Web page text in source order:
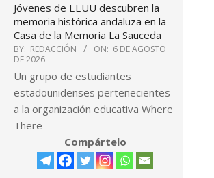
Jóvenes de EEUU descubren la
memoria histórica andaluza en la
Casa de la Memoria La Sauceda
BY: REDACCIÓN ON: 6 DE AGOSTO
DE 2026
Un grupo de estudiantes
estadounidenses pertenecientes
a la organización educativa Where
There
Compártelo